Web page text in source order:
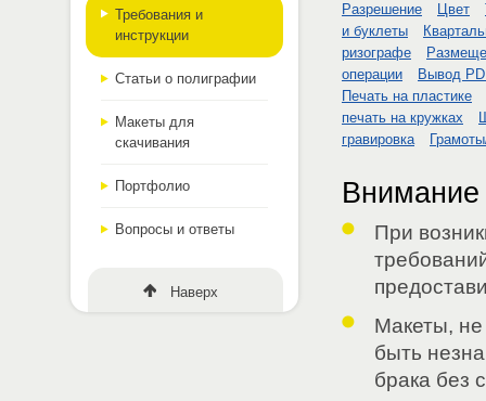
Требования и
инструкции
Статьи о полиграфии
Макеты для
скачивания
Портфолио
Вопросы и ответы
Наверх
Разрешение
Цвет
и буклеты
ризографе
операции
Вывод
Печать на пластике
печать на кружках
гравировка
Внимание
При
Макеты,
быть
брака без